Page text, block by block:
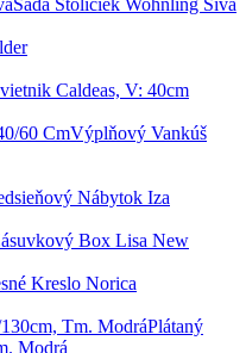
Caldeas, V: 40cm
Výplňový Vankúš
Nábytok Iza
Box Lisa New
Kreslo Norica
Plátaný
Modrá